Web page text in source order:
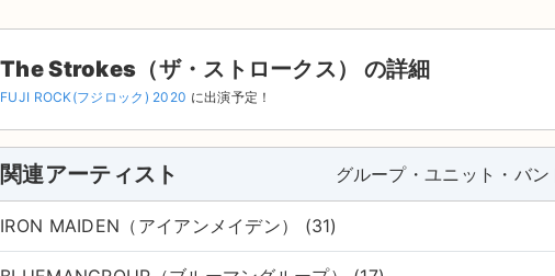
The Strokes（ザ・ストロークス） の詳細
FUJI ROCK(フジロック) 2020 に出演予定！
関連アーティスト グループ・ユニット・バ
IRON MAIDEN（アイアンメイデン） (31)